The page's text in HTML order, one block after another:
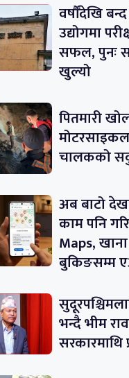
वर्षौँदेखि
उद्योगमा
सफल, पुनः
खुल्यो
पितमारी
चालकको
अब बाटो
काम पनि
Maps,
बुकिङसम्म
भन्दै भीम
सरकारमाथि